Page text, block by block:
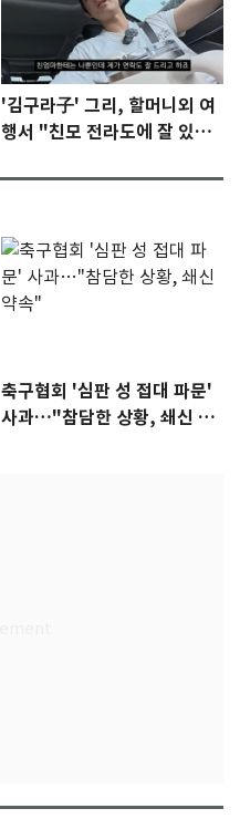
'김구라子' 그리, 할머니외 여
행서 "친모 전라도에 잘 있
축구협회 '심판 성 접대 파문'
사과…"참담한 상황, 쇄신 약